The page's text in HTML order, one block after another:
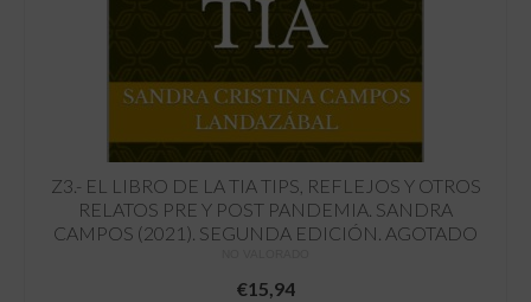
Z3.- EL LIBRO DE LA TIA TIPS, REFLEJOS Y OTROS
RELATOS PRE Y POST PANDEMIA. SANDRA
CAMPOS (2021). SEGUNDA EDICIÓN. AGOTADO
€15,94